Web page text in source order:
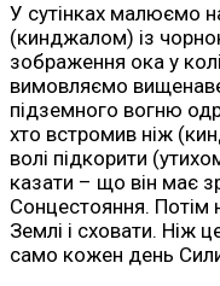
У сутінках малюємо
(кинджалом) із
зображення ока у
вимовляємо
підземного вогню
хто встромив ніж
волі підкорити
казати – що він має
Сонцестояння.
Землі і сховати. Ніж
само кожен день